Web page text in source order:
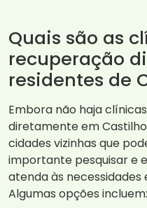
Quais são as
recuperação
residentes de
Embora não haja
diretamente em
cidades vizinhas que
importante pesquisar e
atenda às
Algumas opções incluem: